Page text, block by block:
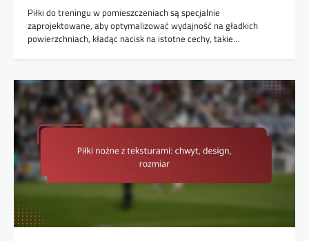
Piłki do treningu w pomieszczeniach są specjalnie
zaprojektowane, aby optymalizować wydajność na gładkich
powierzchniach, kładąc nacisk na istotne cechy, takie…